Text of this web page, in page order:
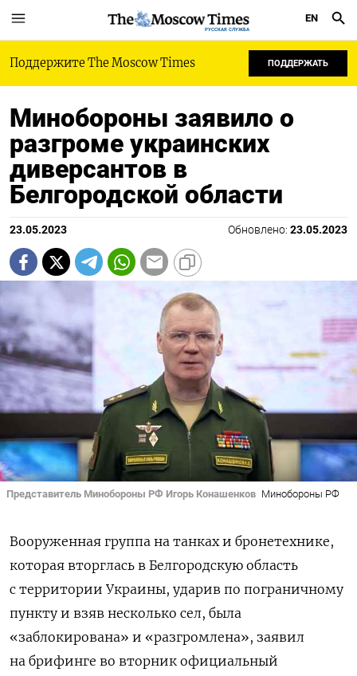
РУССКАЯ СЛУЖБА
EN
Поддержите The Moscow Times ПОДДЕРЖАТЬ
Минобороны заявило о
разгроме украинских
диверсантов в
Белгородской области
23.05.2023 Обновлено: 23.05.2023
Представитель Минобороны РФ Игорь Конашенков Минобороны РФ
Вооруженная группа на танках и бронетехнике,
которая вторглась в Белгородскую область
с территории Украины, ударив по пограничному
пункту и взяв несколько сел, была
«заблокирована» и «разгромлена», заявил
на брифинге во вторник официальный